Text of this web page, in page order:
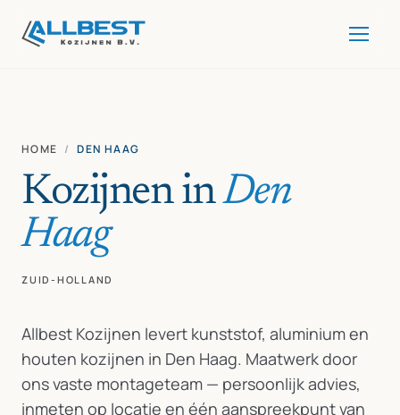
HOME / DEN HAAG
Kozijnen inDen
Haag
ZUID-HOLLAND
Allbest Kozijnen levert kunststof, aluminium en
houten kozijnen in Den Haag. Maatwerk door
ons vaste montageteam — persoonlijk advies,
inmeten op locatie en één aanspreekpunt van